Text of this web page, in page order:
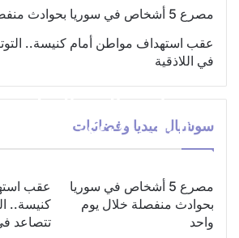
مصرع 5 أشخاص في سوريا بحوادث منفصلة خلال يوم واحد
عقب استهداف مواطن أمام كنيسة..
في اللاذقية
سوشيال ميديا وفضائيات
بمناسبة اليوم
العالمية” تؤكد ضرورة
متكامل لمواجهة إدمان
المخدرات
مصرع 5 أشخاص في سوريا
بحوادث منفصلة خلال يوم
واحد
عقب
كنيسة..
تتصاعد